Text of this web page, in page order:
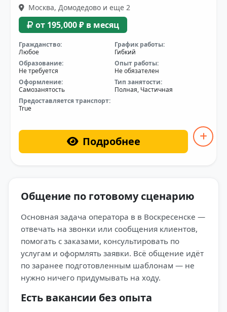
Москва, Домодедово и еще 2
от 195,000 ₽ в месяц
Гражданство:
Любое
График работы:
Гибкий
Образование:
Не требуется
Опыт работы:
Не обязателен
Оформление:
Самозанятость
Тип занятости:
Полная, Частичная
Предоставляется транспорт:
True
Подробнее
Общение по готовому сценарию
Основная задача оператора в в Воскресенске —
отвечать на звонки или сообщения клиентов,
помогать с заказами, консультировать по
услугам и оформлять заявки. Всё общение идёт
по заранее подготовленным шаблонам — не
нужно ничего придумывать на ходу.
Есть вакансии без опыта